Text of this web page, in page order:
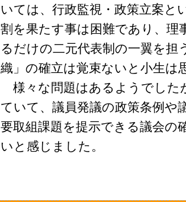
いては、行政監視・政策立案と
割を果たす事は困難であり、理
るだけの二元代表制の一翼を担
織」の確立は覚束ないと小生は
様々な問題はあるようでした
ていて、議員発議の政策条例や
要取組課題を提示できる議会の
いと感じました。